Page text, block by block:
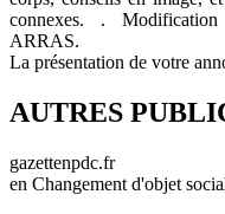
connexes. .
ARRAS.
La présentation de votre
AUTRES
gazettenpdc.fr
en Changement d'objet